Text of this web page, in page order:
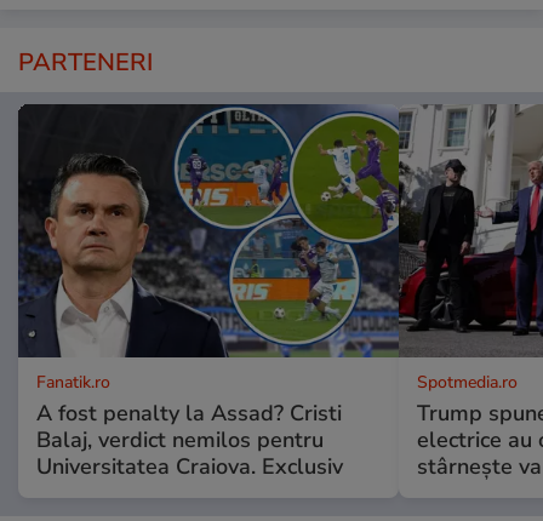
PARTENERI
Fanatik.ro
A fost penalty la Assad? Cristi
Balaj, verdict nemilos pentru
Universitatea Craiova. Exclusiv
Spotmedia.ro
Trump
electrice au
stârnește